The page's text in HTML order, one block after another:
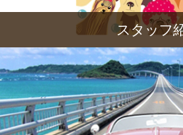
スタッフ